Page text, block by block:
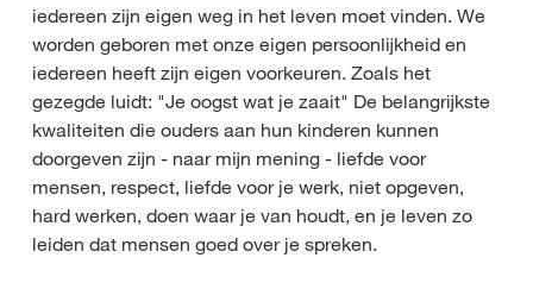
iedereen zijn eigen weg in het leven moet vinden. We
worden geboren met onze eigen persoonlijkheid en
iedereen heeft zijn eigen voorkeuren. Zoals het
gezegde luidt: "Je oogst wat je zaait" De belangrijkste
kwaliteiten die ouders aan hun kinderen kunnen
doorgeven zijn - naar mijn mening - liefde voor
mensen, respect, liefde voor je werk, niet opgeven,
hard werken, doen waar je van houdt, en je leven zo
leiden dat mensen goed over je spreken.